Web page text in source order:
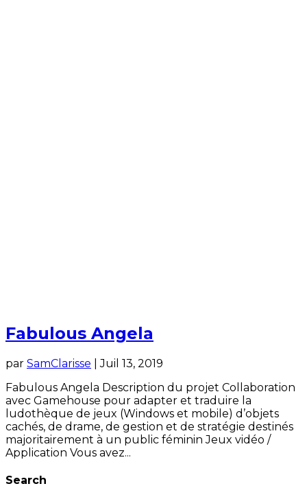
Fabulous Angela
par SamClarisse |Juil 13, 2019
Fabulous Angela Description du projet Collaboration
avec Gamehouse pour adapter et traduire la
ludothèque de jeux (Windows et mobile) d’objets
cachés, de drame, de gestion et de stratégie destinés
majoritairement à un public féminin Jeux vidéo /
Application Vous avez...
Search